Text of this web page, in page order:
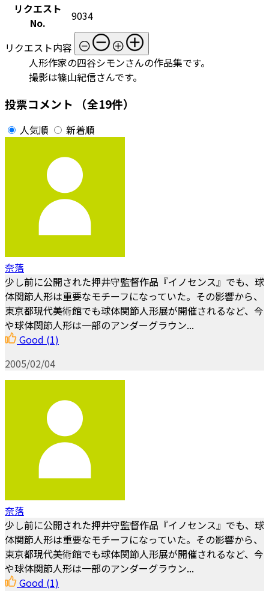
リクエスト
No.
9034
リクエスト内容
人形作家の四谷シモンさんの作品集です。
撮影は篠山紀信さんです。
投票コメント （全19件）
人気順 新着順
奈落
少し前に公開された押井守監督作品『イノセンス』でも、球
体関節人形は重要なモチーフになっていた。その影響から、
東京都現代美術館でも球体関節人形展が開催されるなど、今
や球体関節人形は一部のアンダーグラウン...
Good (1)
2005/02/04
奈落
少し前に公開された押井守監督作品『イノセンス』でも、球
体関節人形は重要なモチーフになっていた。その影響から、
東京都現代美術館でも球体関節人形展が開催されるなど、今
や球体関節人形は一部のアンダーグラウン...
Good (1)